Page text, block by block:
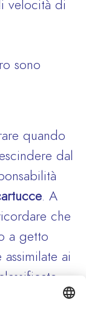
velocità di
sono
quando
dal
. A
che
a getto
ai
di toner